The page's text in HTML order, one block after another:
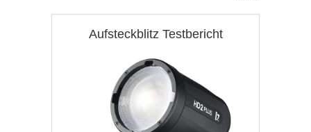
Aufsteckblitz Testbericht